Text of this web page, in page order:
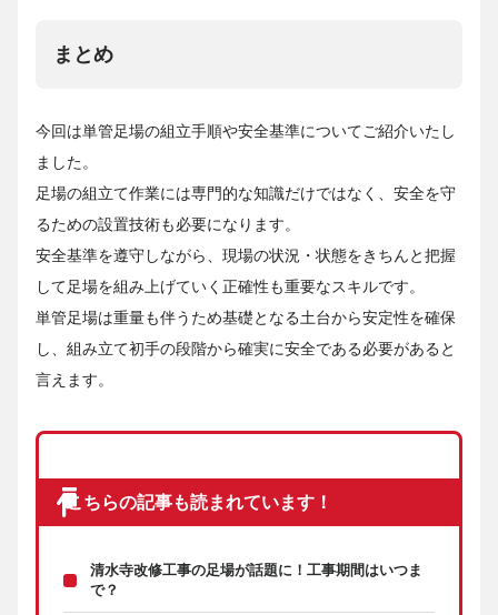
まとめ
今回は単管足場の組立手順や安全基準についてご紹介いたし
ました。
足場の組立て作業には専門的な知識だけではなく、安全を守
るための設置技術も必要になります。
安全基準を遵守しながら、現場の状況・状態をきちんと把握
して足場を組み上げていく正確性も重要なスキルです。
単管足場は重量も伴うため基礎となる土台から安定性を確保
し、組み立て初手の段階から確実に安全である必要があると
言えます。
こちらの記事も読まれています！
清水寺改修工事の足場が話題に！工事期間はいつま
で？